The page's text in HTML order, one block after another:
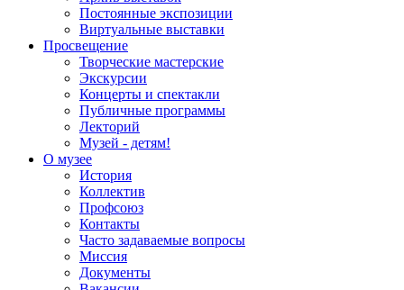
Постоянные экспозиции
Виртуальные выставки
Просвещение
Творческие мастерские
Экскурсии
Концерты и спектакли
Публичные программы
Лекторий
Музей - детям!
О музее
История
Коллектив
Профсоюз
Контакты
Часто задаваемые вопросы
Миссия
Документы